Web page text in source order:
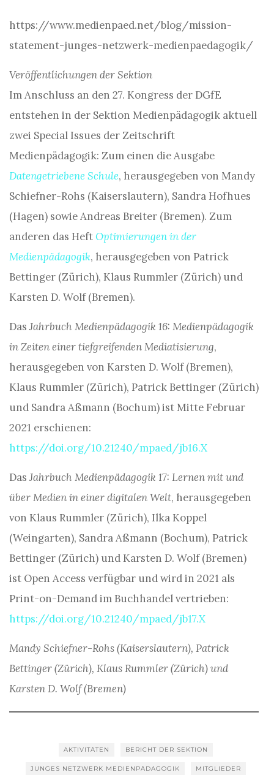
https://www.medienpaed.net/blog/mission-
statement-junges-netzwerk-medienpaedagogik/
Veröffentlichungen der Sektion
Im Anschluss an den 27. Kongress der DGfE
entstehen in der Sektion Medienpädagogik aktuell
zwei Special Issues der Zeitschrift
Medienpädagogik: Zum einen die Ausgabe
Datengetriebene Schule, herausgegeben von Mandy
Schiefner-Rohs (Kaiserslautern), Sandra Hofhues
(Hagen) sowie Andreas Breiter (Bremen). Zum
anderen das HeftOptimierungen in der
Medienpädagogik, herausgegeben von Patrick
Bettinger (Zürich), Klaus Rummler (Zürich) und
Karsten D. Wolf (Bremen).
Das Jahrbuch Medienpädagogik 16: Medienpädagogik
in Zeiten einer tiefgreifenden Mediatisierung,
herausgegeben von Karsten D. Wolf (Bremen),
Klaus Rummler (Zürich), Patrick Bettinger (Zürich)
und Sandra Aßmann (Bochum) ist Mitte Februar
2021 erschienen:
https://doi.org/10.21240/mpaed/jb16.X
Das Jahrbuch Medienpädagogik 17: Lernen mit und
über Medien in einer digitalen Welt, herausgegeben
von Klaus Rummler (Zürich), Ilka Koppel
(Weingarten), Sandra Aßmann (Bochum), Patrick
Bettinger (Zürich) und Karsten D. Wolf (Bremen)
ist Open Access verfügbar und wird in 2021 als
Print-on-Demand im Buchhandel vertrieben:
https://doi.org/10.21240/mpaed/jb17.X
Mandy Schiefner-Rohs (Kaiserslautern), Patrick
Bettinger (Zürich), Klaus Rummler (Zürich) und
Karsten D. Wolf (Bremen)
AKTIVITÄTEN BERICHT DER SEKTION
JUNGES NETZWERK MEDIENPÄDAGOGIK MITGLIEDER